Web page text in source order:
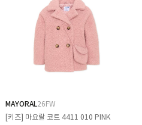
MAYORAL26FW
[키즈] 마요랄 코트 4411 010 PINK